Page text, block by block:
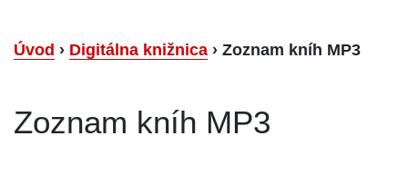
Úvod › Digitálna knižnica › Zoznam kníh MP3
Zoznam kníh MP3